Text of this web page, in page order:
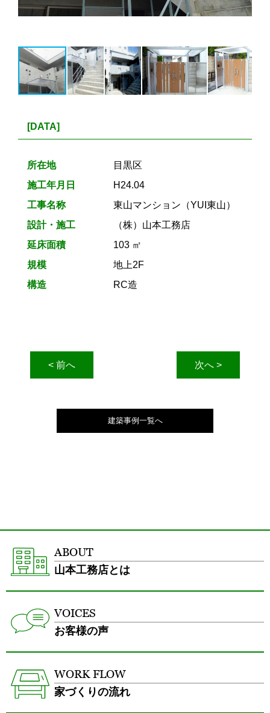
[DATA]
所在地
目黒区
施工年月日
H24.04
工事名称
東山マンション（YUI東山）
設計・施工
（株）山本工務店
延床面積
103 ㎡
規模
地上2F
構造
RC造
次へ >
< 前へ
建築事例一覧へ
ABOUT
山本工務店とは
VOICES
お客様の声
WORK FLOW
家づくりの流れ